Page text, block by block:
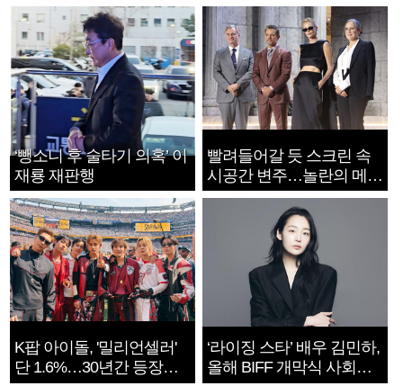
‘뺑소니 후 술타기 의혹’ 이
재룡 재판행
빨려들어갈 듯 스크린 속
시공간 변주…놀란의 메시
지는 ‘전쟁 속죄’
K팝 아이돌, '밀리언셀러'
단 1.6%…30년간 등장
‘라이징 스타’ 배우 김민하,
올해 BIFF 개막식 사회자